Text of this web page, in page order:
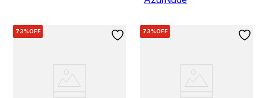
73%OFF 73%OFF